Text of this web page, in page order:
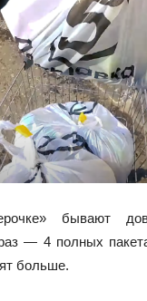
бывают
— 4 полных
больше.